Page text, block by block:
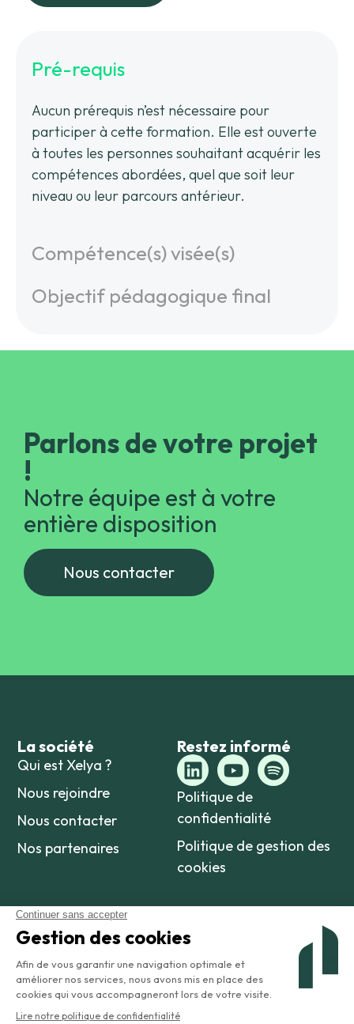
Pré-requis
Compétence(s) visée(s)
Objectif pédagogique final
Aucun prérequis n’est nécessaire pour
participer à cette formation. Elle est ouverte
à toutes les personnes souhaitant acquérir les
compétences abordées, quel que soit leur
niveau ou leur parcours antérieur.
Parlons de votre projet
!
Notre équipe est à votre
entière disposition
Nous contacter
La société
Qui est Xelya ?
Nous rejoindre
Nous contacter
Nos partenaires
Restez informé
Politique de
confidentialité
Politique de gestion des
cookies